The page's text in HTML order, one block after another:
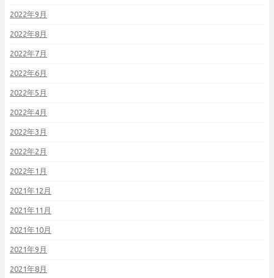
2022年9月
2022年8月
2022年7月
2022年6月
2022年5月
2022年4月
2022年3月
2022年2月
2022年1月
2021年12月
2021年11月
2021年10月
2021年9月
2021年8月